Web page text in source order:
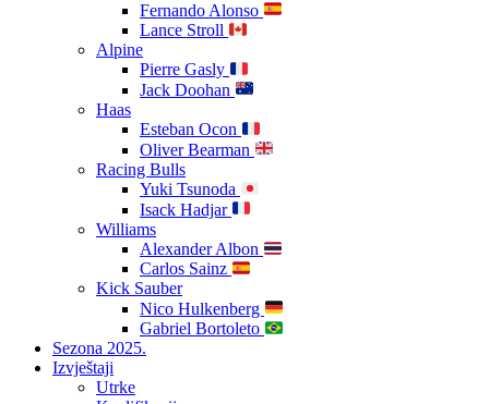
Fernando Alonso
Lance Stroll
Alpine
Pierre Gasly
Jack Doohan
Haas
Esteban Ocon
Oliver Bearman
Racing Bulls
Yuki Tsunoda
Isack Hadjar
Williams
Alexander Albon
Carlos Sainz
Kick Sauber
Nico Hulkenberg
Gabriel Bortoleto
Sezona 2025.
Izvještaji
Utrke